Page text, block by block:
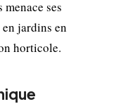
ses
jardins en
horticole.